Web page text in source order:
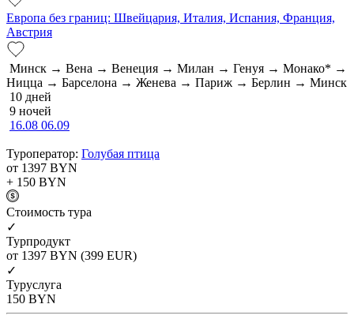
Европа без границ: Швейцария, Италия, Испания, Франция,
Австрия
Минск → Вена → Венеция → Милан → Генуя → Монако* →
Ницца → Барселона → Женева → Париж → Берлин → Минск
10 дней
9 ночей
16.08 06.09
Туроператор: Голубая птица
от 1397 BYN
+ 150 BYN
Cтоимость тура
✓
Турпродукт
от 1397 BYN (399 EUR)
✓
Туруслуга
150 BYN